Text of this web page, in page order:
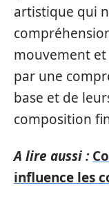
artistique qui
mouvement
par une
base et de
composition
A lire aussi :
influence les